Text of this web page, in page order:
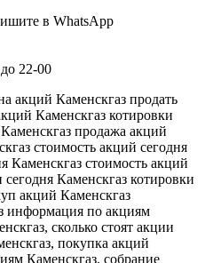
в WhatsApp
22-00
акций Каменскгаз продать
Каменскгаз котировки
продажа акций
стоимость акций сегодня
Каменскгаз стоимость акций
Каменскгаз котировки
акций Каменскгаз
информация по акциям
сколько стоят акции
покупка акций
Каменскгаз, собрание